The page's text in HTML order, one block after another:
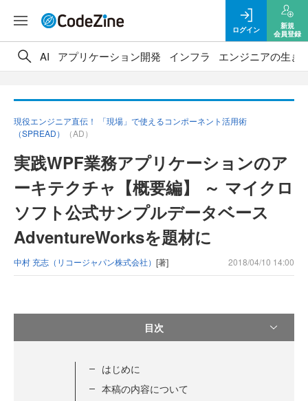
ログイン
新規
会員登録
AI アプリケーション開発 インフラ エンジニアの生き
現役エンジニア直伝！ 「現場」で使えるコンポーネント活用術
（SPREAD）
（AD）
実践WPF業務アプリケーションのア
ーキテクチャ【概要編】 ～ マイクロ
ソフト公式サンプルデータベース
AdventureWorksを題材に
中村 充志（リコージャパン株式会社） [著] 2018/04/10 14:00
目次
はじめに
本稿の内容について